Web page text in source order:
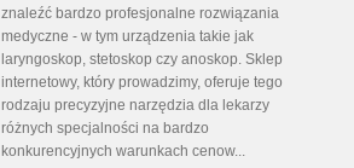
znaleźć bardzo profesjonalne rozwiązania
medyczne - w tym urządzenia takie jak
laryngoskop, stetoskop czy anoskop. Sklep
internetowy, który prowadzimy, oferuje tego
rodzaju precyzyjne narzędzia dla lekarzy
różnych specjalności na bardzo
konkurencyjnych warunkach cenow...